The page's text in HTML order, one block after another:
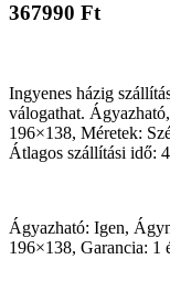
367990 Ft
Ingyenes házig
válogathat.
196×138, Méretek:
Átlagos szállítási idő:
Ágyazható: Igen,
196×138, Garancia: 1